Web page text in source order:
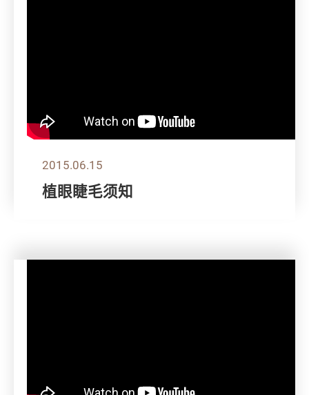
2015.06.15
植眼睫毛须知